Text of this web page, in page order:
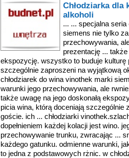
Chłodziarka dla
alkoholi
... ... specjalna
siemens nie tylko
przechowywania,
prezentację ... także
ekspozycję. wszystko to buduje kulturę
szczególnie zaproszeni na wyjątkową
chłodziarek do wina vinothek marki
warunki jego przechowywania, ale
także uwagę na jego doskonałą
picia wina, którą doceniają szczególnie
goście. ich ... chłodziarki
dopełnieniem każdej kolacji jest wino.
przechowywanie trunku, zwracając ...
każdego gatunku. odmienne warunki,
to jedna z podstawowych rżnic. w